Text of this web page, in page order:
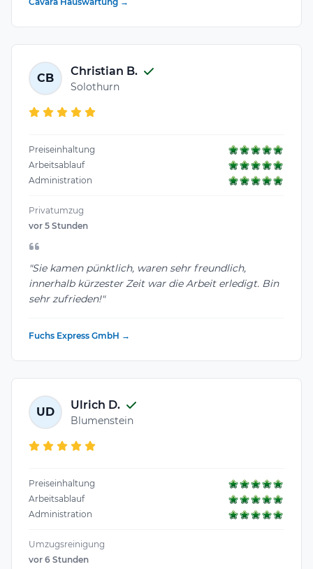
CB
Christian B.
Solothurn
Preiseinhaltung
Arbeitsablauf
Administration
Privatumzug
vor 5 Stunden
"Sie kamen pünktlich, waren sehr freundlich,
innerhalb kürzester Zeit war die Arbeit erledigt. Bin
sehr zufrieden!"
Fuchs Express GmbH →
UD
Ulrich D.
Blumenstein
Preiseinhaltung
Arbeitsablauf
Administration
Umzugsreinigung
vor 6 Stunden